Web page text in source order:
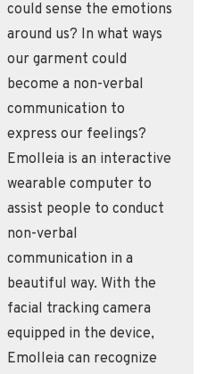
could sense the emotions
around us? In what ways
our garment could
become a non-verbal
communication to
express our feelings?
Emolleia is an interactive
wearable computer to
assist people to conduct
non-verbal
communication in a
beautiful way. With the
facial tracking camera
equipped in the device,
Emolleia can recognize